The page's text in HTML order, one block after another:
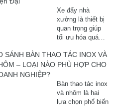
Xe đẩy nhà
xưởng là thiết bị
quan trọng giúp
tối ưu hóa quá
hàng hóa trong
môi trường công
kế chắc ...
SÁNH BÀN THAO TÁC INOX VÀ
– LOẠI NÀO PHÙ HỢP CHO
NGHIỆP?
Bàn thao tác inox
và nhôm là hai
lựa chọn phổ biến